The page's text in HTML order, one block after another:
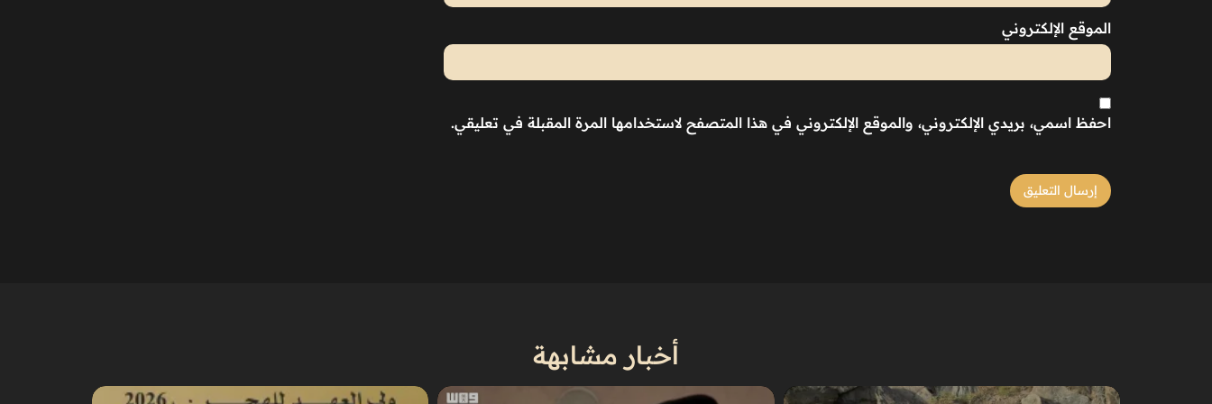
الموقع الإلكتروني
احفظ اسمي، بريدي الإلكتروني، والموقع الإلكتروني في هذا المتصفح لاستخدامها المرة المقبلة في تعليقي.
أخبار مشابهة